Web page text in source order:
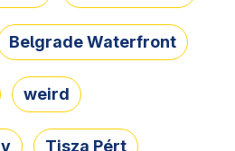
Belgrade Waterfront
weird
Tisza Pért